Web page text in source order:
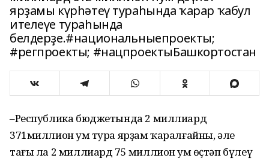
ярҙамы күрһәтеү тураһында ҡарар ҡабул
ителеүе тураһында
белдерҙе.#национальныепроекты;
#регпроекты; #нацпроектыБашкортостан
–Республика бюджетында 2 миллиард
371миллион һум тура ярҙам ҡаралғайны, әле
тағы ла 2 миллиард 75 миллион һум ѳҫтәп бүлеү